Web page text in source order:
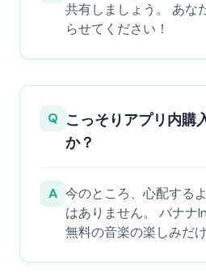
共有しましょう。 あな
らせてください！
Q こっそりアプリ内購
か？
A 今のところ、心配する
はありません。 バナナ
無料の音楽の楽しみだけ